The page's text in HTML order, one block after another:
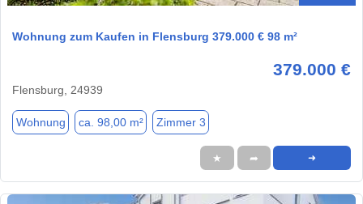
Wohnung zum Kaufen in Flensburg 379.000 € 98 m²
379.000 €
Flensburg, 24939
Wohnung ca. 98,00 m² Zimmer 3
★ ➦ ➜